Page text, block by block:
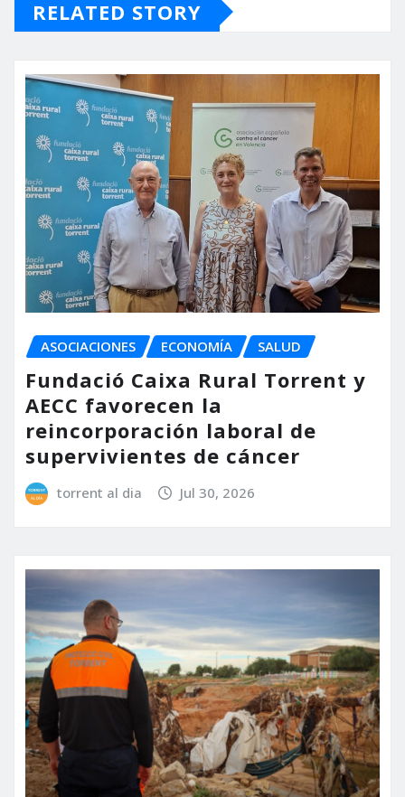
RELATED STORY
ASOCIACIONES ECONOMÍA SALUD
Fundació Caixa Rural Torrent y
AECC favorecen la
reincorporación laboral de
supervivientes de cáncer
torrent al dia Jul 30, 2026